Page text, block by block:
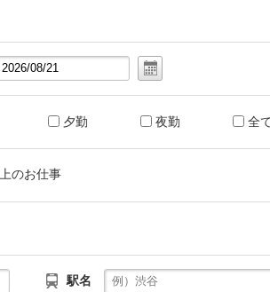
夕勤 夜勤 全
のお仕事
駅名